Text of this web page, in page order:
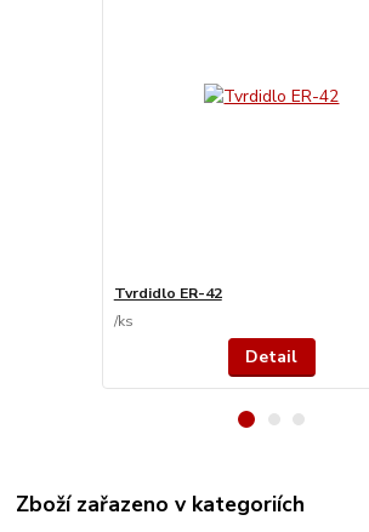
Tvrdidlo ER-42
/ks
Detail
Zboží zařazeno v kategoriích